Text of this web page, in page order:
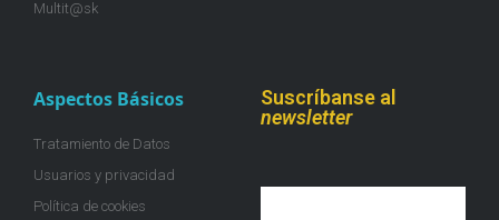
Multit@sk
Aspectos Básicos
Tratamiento de Datos
Usuarios y privacidad
Política de cookies
Suscríbanse al
newsletter